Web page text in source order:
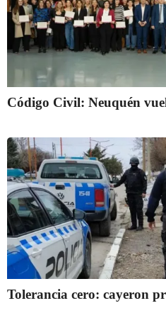
Código Civil: Neuquén
Tolerancia cero: cayeron